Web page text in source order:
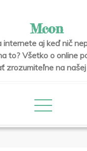
Mcon
aj keď nič
to? Všetko o online
zrozumiteľne na